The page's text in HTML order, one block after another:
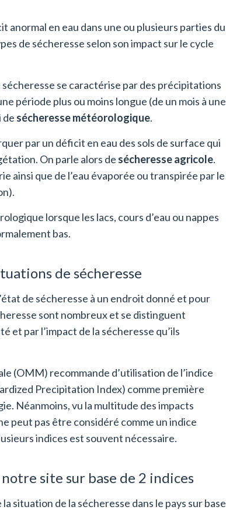
anormal en eau dans une ou plusieurs parties du
de sécheresse selon son impact sur le cycle
se caractérise par des précipitations
période plus ou moins longue (de un mois à une
de sécheresse météorologique.
par un déficit en eau des sols de surface qui
On parle alors de sécheresse agricole.
ainsi que de l’eau évaporée ou transpirée par le
lorsque les lacs, cours d’eau ou nappes
bas.
de sécheresse
de sécheresse à un endroit donné et pour
sont nombreux et se distinguent
et par l’impact de la sécheresse qu’ils
(OMM) recommande d’utilisation de l’indice
Precipitation Index) comme première
Néanmoins, vu la multitude des impacts
peut pas être considéré comme un indice
indices est souvent nécessaire.
site sur base de 2 indices
la situation de la sécheresse dans le pays sur base